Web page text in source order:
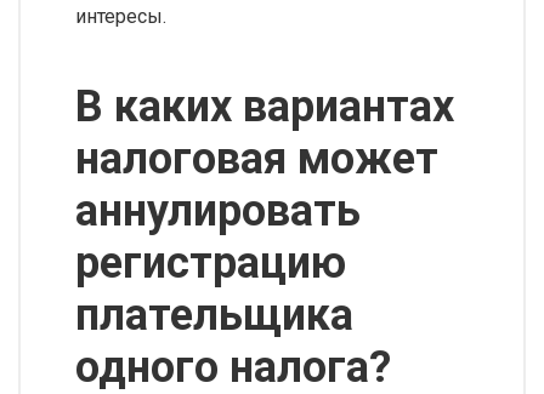
интересы.
В каких вариантах
налоговая может
аннулировать
регистрацию
плательщика
одного налога?